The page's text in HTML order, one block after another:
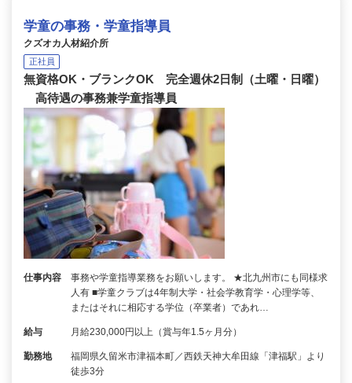
学童の事務・学童指導員
クズオカ人材紹介所
正社員
無資格OK・ブランクOK 完全週休2日制（土曜・日曜）
高待遇の事務兼学童指導員
仕事内容
事務や学童指導業務をお願いします。 ★北九州市にも同様求
人有 ■学童クラブは4年制大学・社会学教育学・心理学等、
またはそれに相応する学位（卒業者）であれ…
給与 月給230,000円以上（賞与年1.5ヶ月分）
勤務地
福岡県久留米市津福本町／西鉄天神大牟田線「津福駅」より
徒歩3分